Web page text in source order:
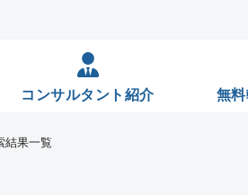
コンサルタント紹介 無
結果一覧